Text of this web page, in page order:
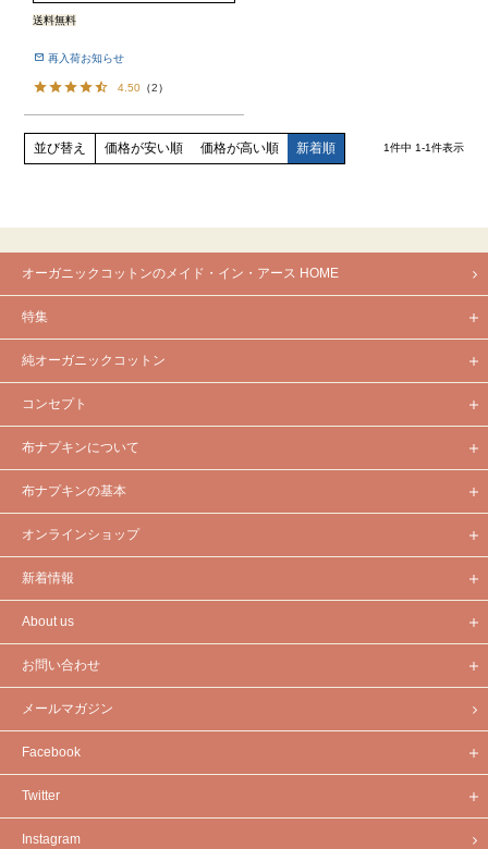
送料無料
再入荷お知らせ
4.50 （2）
並び替え 価格が安い順 価格が高い順 新着順 1件中 1-1件表示
オーガニックコットンのメイド・イン・アース HOME
特集
純オーガニックコットン
コンセプト
布ナプキンについて
布ナプキンの基本
オンラインショップ
新着情報
About us
お問い合わせ
メールマガジン
Facebook
Twitter
Instagram